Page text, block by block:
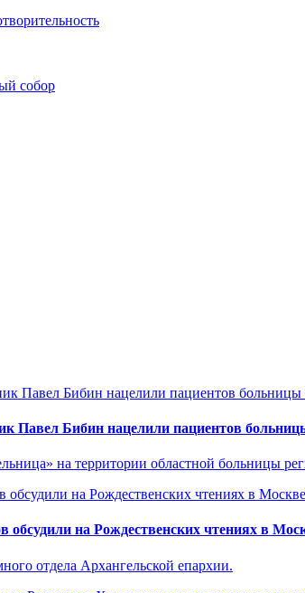
собор
Павел Бибин нацелили пациентов
на территории областной больницы
на Рождественских чтениях в
отдела Архангельской епархии.